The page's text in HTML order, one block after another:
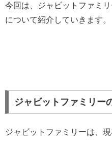
今回は、ジャビットファミ
について紹介していきます。
ジャビットファミリー
ジャビットファミリーは、現